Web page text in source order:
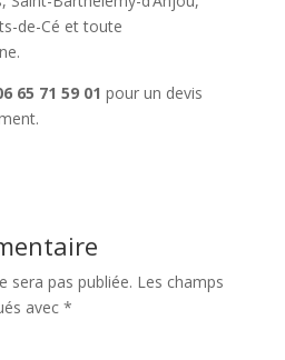
de-Cé et toute
65 71 59 01 pour un devis
sera pas publiée. Les champs
avec *